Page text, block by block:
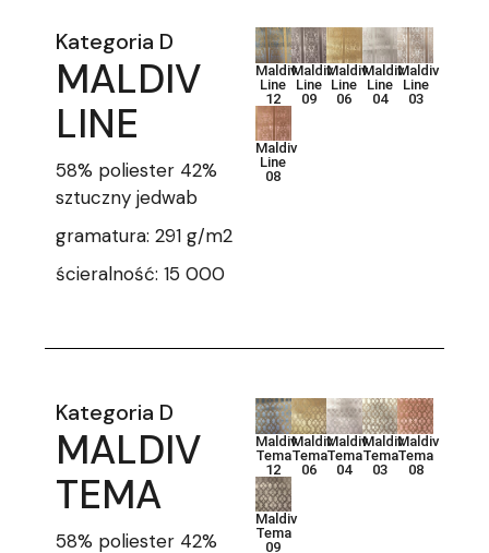
Kategoria D
MALDIV
LINE
58% poliester 42%
sztuczny jedwab
gramatura: 291 g/m2
ścieralność: 15 000
Maldiv
Line
12
Maldiv
Line
09
Maldiv
Line
06
Maldiv
Line
04
Maldiv
Line
03
Maldiv
Line
08
Kategoria D
MALDIV
TEMA
58% poliester 42%
Maldiv
Tema
12
Maldiv
Tema
06
Maldiv
Tema
04
Maldiv
Tema
03
Maldiv
Tema
08
Maldiv
Tema
09